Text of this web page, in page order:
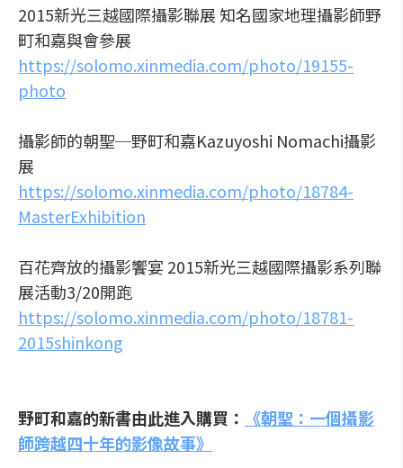
2015新光三越國際攝影聯展 知名國家地理攝影師野
町和嘉與會參展
https://solomo.xinmedia.com/photo/19155-
photo
攝影師的朝聖─野町和嘉Kazuyoshi Nomachi攝影
展
https://solomo.xinmedia.com/photo/18784-
MasterExhibition
百花齊放的攝影饗宴 2015新光三越國際攝影系列聯
展活動3/20開跑
https://solomo.xinmedia.com/photo/18781-
2015shinkong
野町和嘉的新書由此進入購買：
《朝聖：一個攝影
師跨越四十年的影像故事》